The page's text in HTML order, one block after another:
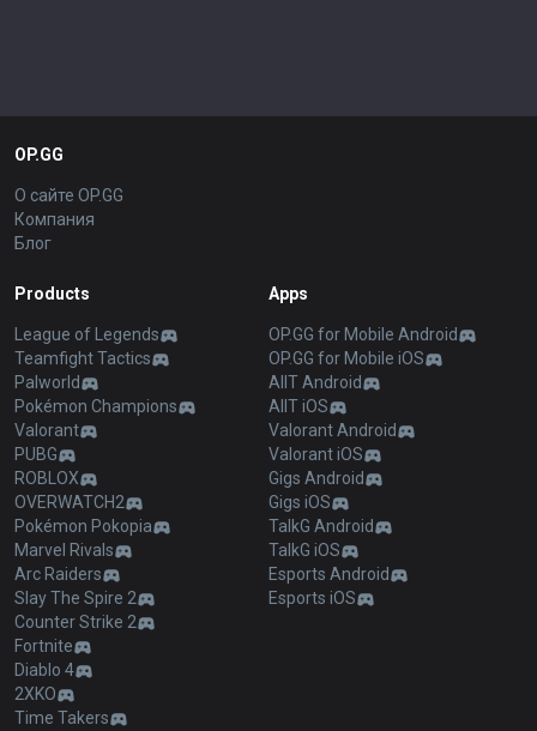
OP.GG
О сайте OP.GG
Компания
Блог
Products
League of Legends
Teamfight Tactics
Palworld
Pokémon Champions
Valorant
PUBG
ROBLOX
OVERWATCH2
Pokémon Pokopia
Marvel Rivals
Arc Raiders
Slay The Spire 2
Counter Strike 2
Fortnite
Diablo 4
2XKO
Time Takers
Apps
OP.GG for Mobile Android
OP.GG for Mobile iOS
AllT Android
AllT iOS
Valorant Android
Valorant iOS
Gigs Android
Gigs iOS
TalkG Android
TalkG iOS
Esports Android
Esports iOS